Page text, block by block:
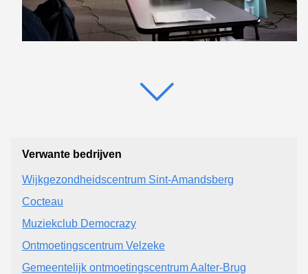
Verwante bedrijven
Wijkgezondheidscentrum Sint-Amandsberg
Cocteau
Muziekclub Democrazy
Ontmoetingscentrum Velzeke
Gemeentelijk ontmoetingscentrum Aalter-Brug